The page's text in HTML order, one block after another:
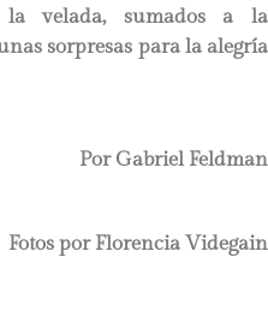
la velada, sumados a la
sorpresas para la alegría
Por Gabriel Feldman
Fotos por Florencia Videgain